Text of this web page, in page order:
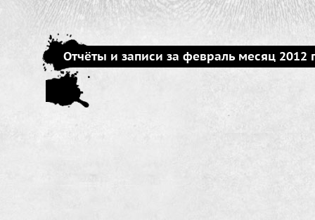
Отчёты и записи за февраль месяц 2012